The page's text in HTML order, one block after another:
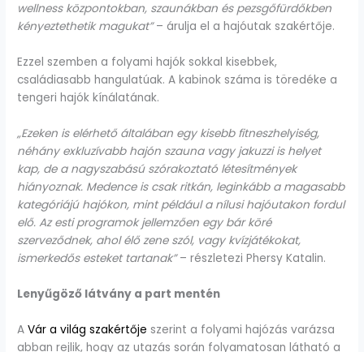
wellness központokban, szaunákban és pezsgőfürdőkben
kényeztethetik magukat”– árulja el a hajóutak szakértője.
Ezzel szemben a folyami hajók sokkal kisebbek,
családiasabb hangulatúak. A kabinok száma is töredéke a
tengeri hajók kínálatának.
„Ezeken is elérhető általában egy kisebb fitneszhelyiség,
néhány exkluzívabb hajón szauna vagy jakuzzi is helyet
kap, de a nagyszabású szórakoztató létesítmények
hiányoznak. Medence is csak ritkán, leginkább a magasabb
kategóriájú hajókon, mint például a nílusi hajóutakon fordul
elő. Az esti programok jellemzően egy bár köré
szerveződnek, ahol élő zene szól, vagy kvízjátékokat,
ismerkedős esteket tartanak”– részletezi Phersy Katalin.
Lenyűgöző látvány a part mentén
AVár a világ szakértője szerint a folyami hajózás varázsa
abban rejlik, hogy az utazás során folyamatosan látható a